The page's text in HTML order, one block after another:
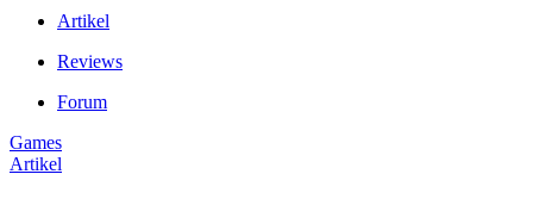
Artikel
Reviews
Forum
Games
Artikel